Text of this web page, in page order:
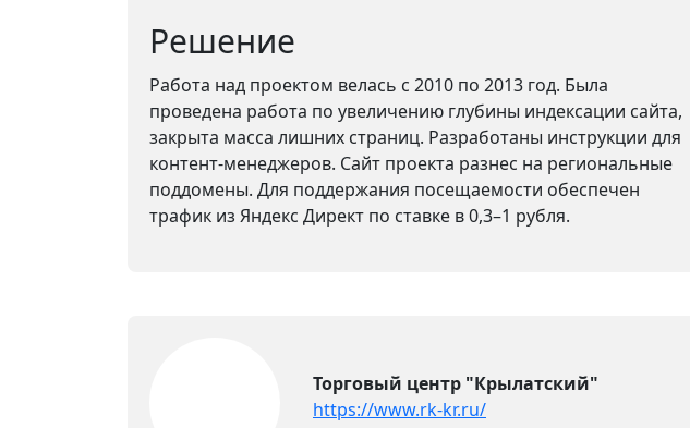
Решение
Работа над проектом велась с 2010 по 2013 год. Была
проведена работа по увеличению глубины индексации сайта,
закрыта масса лишних страниц. Разработаны инструкции для
контент-менеджеров. Сайт проекта разнес на региональные
поддомены. Для поддержания посещаемости обеспечен
трафик из Яндекс Директ по ставке в 0,3–1 рубля.
Торговый центр "Крылатский"
https://www.rk-kr.ru/